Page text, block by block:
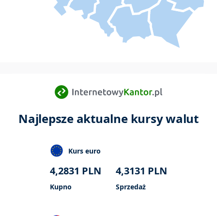
Najlepsze aktualne kursy walut
Kurs euro
4,2831 PLN
Kupno
4,3131 PLN
Sprzedaż